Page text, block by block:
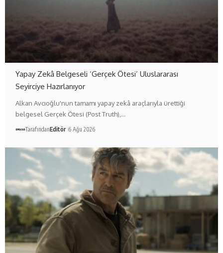
Yapay Zekâ Belgeseli ‘Gerçek Ötesi’ Uluslararası
Seyirciye Hazırlanıyor
Alkan Avcıoğlu'nun tamamı yapay zekâ araçlarıyla ürettiği
belgesel Gerçek Ötesi (Post Truth),…
TarafındanEditör 6 Ağu 2026